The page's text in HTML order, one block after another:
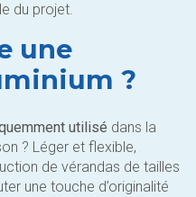
du projet.
une
?
utilisé dans la
? Léger et flexible,
de vérandas de tailles
une touche d’originalité